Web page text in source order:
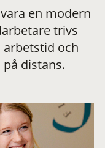
en modern
trivs
arbetstid och
distans.